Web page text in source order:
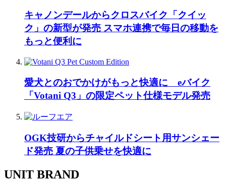
キャノンデールからクロスバイク「クイッ
ク」の新型が発売 スマホ連携で毎日の移動を
もっと便利に
愛犬とのおでかけがもっと快適に eバイク
「Votani Q3」の限定ペット仕様モデル発売
OGK技研からチャイルドシート用サンシェー
ド発売 夏の子供乗せを快適に
UNIT BRAND